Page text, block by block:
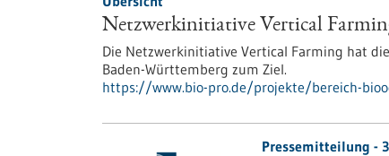
Netzwerkinitiative Vertical
Die Netzwerkinitiative Vertical Farming hat
Baden-Württemberg zum Ziel.
https://www.bio-pro.de/projekte/bereich-
Pressemitteilung -